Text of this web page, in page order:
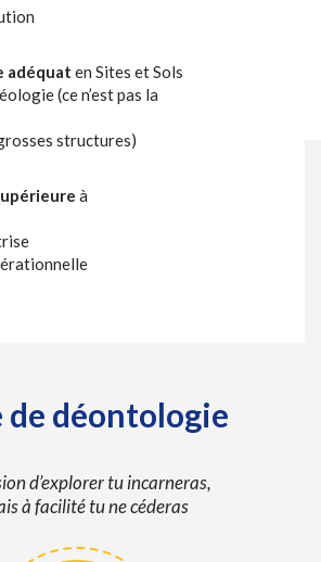
adéquat en Sites et Sols
(ce n’est pas la
structures)
à
de déontologie
d’explorer tu incarneras,
à facilité tu ne céderas